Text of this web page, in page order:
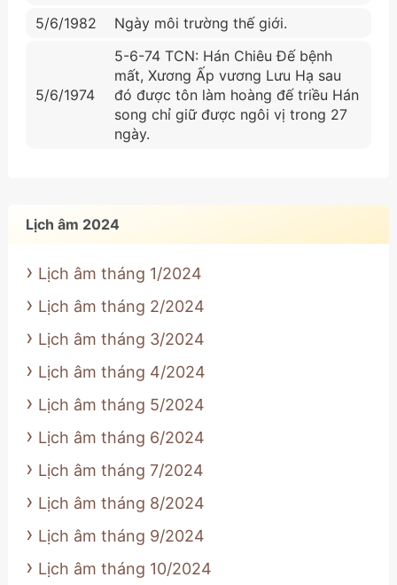
5/6/1982
Ngày môi trường thế giới.
5/6/1974
5-6-74 TCN: Hán Chiêu Đế bệnh
mất, Xương Ấp vương Lưu Hạ sau
đó được tôn làm hoàng đế triều Hán
song chỉ giữ được ngôi vị trong 27
ngày.
Lịch âm 2024
Lịch âm tháng 1/2024
Lịch âm tháng 2/2024
Lịch âm tháng 3/2024
Lịch âm tháng 4/2024
Lịch âm tháng 5/2024
Lịch âm tháng 6/2024
Lịch âm tháng 7/2024
Lịch âm tháng 8/2024
Lịch âm tháng 9/2024
Lịch âm tháng 10/2024